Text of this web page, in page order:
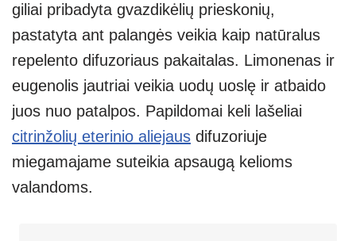
giliai pribadyta gvazdikėlių prieskonių,
pastatyta ant palangės veikia kaip natūralus
repelento difuzoriaus pakaitalas. Limonenas ir
eugenolis jautriai veikia uodų uoslę ir atbaido
juos nuo patalpos. Papildomai keli lašeliai
citrinžolių eterinio aliejaus difuzoriuje
miegamajame suteikia apsaugą kelioms
valandoms.